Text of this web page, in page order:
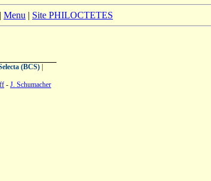
| Menu | Site PHILOCTETES
(BCS)
- J. Schumacher